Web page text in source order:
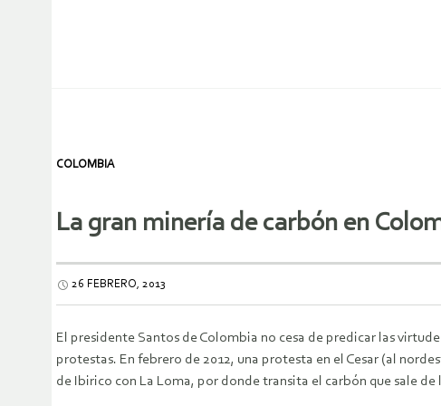
COLOMBIA
La gran minería de carbón en
26 FEBRERO, 2013
El presidente Santos de Colombia no cesa de predicar las
protestas. En febrero de 2012, una protesta en el Cesar (al
de Ibirico con La Loma, por donde transita el carbón que sale